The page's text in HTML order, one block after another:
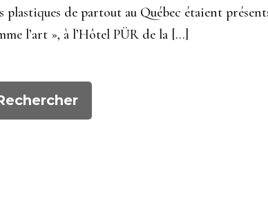
plastiques de partout au Québec étaient
l’art », à l’Hôtel PÜR de la […]